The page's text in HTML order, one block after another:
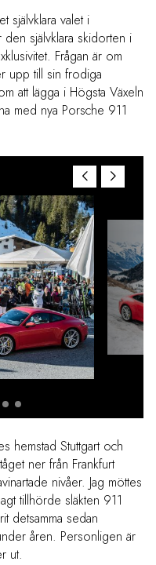
självklara valet i
självklara skidorten i
Frågan är om
upp till sin frodiga
att lägga i Högsta Växeln
med nya Porsche 911
hemstad Stuttgart och
ner från Frankfurt
nivåer. Jag möttes
tillhörde släkten 911
detsamma sedan
åren. Personligen är
ut.